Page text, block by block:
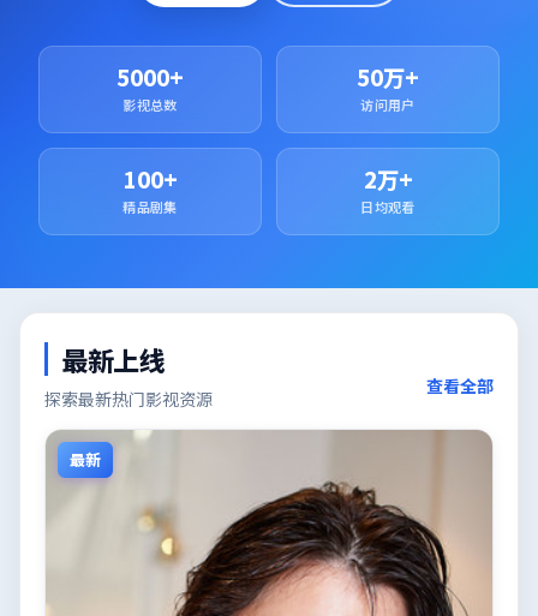
5000+
影视总数
50万+
访问用户
100+
精品剧集
2万+
日均观看
最新上线
探索最新热门影视资源
查看全部
最新